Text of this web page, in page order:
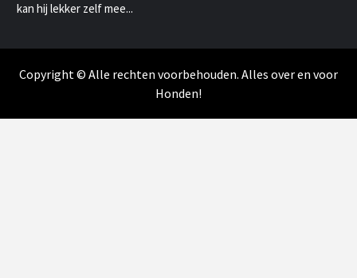
kan hij lekker zelf mee...
Copyright © Alle rechten voorbehouden. Alles over en voor
Honden!